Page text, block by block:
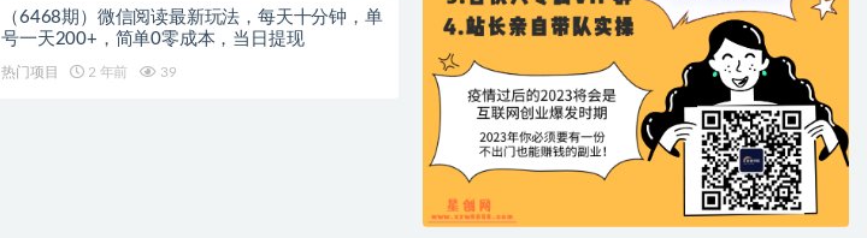
（6468期）微信阅读最新玩法，每天十分钟，单
号一天200+，简单0零成本，当日提现
热门项目 2 年前 39